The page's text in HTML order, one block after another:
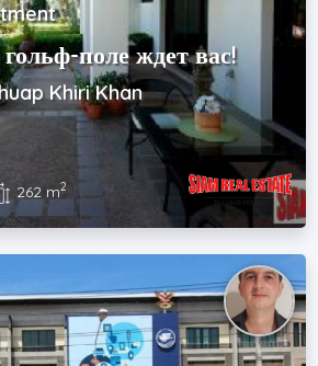
поле ждет вас!
Khiri Khan
262 m2